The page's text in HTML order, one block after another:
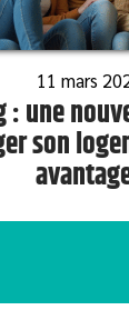
11 mars
: une
son